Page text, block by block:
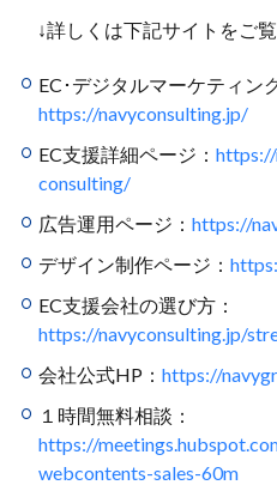
↓詳しくは下記サイトをご
EC･デジタルマーケティン
https://navyconsulting.jp/
EC支援詳細ページ：
consulting/
広告運用ページ： https://
デザイン制作ページ：
EC支援会社の選び方：
https://navyconsulting.jp/
会社公式HP： https://
１時間無料相談：
https://
webcontents-sales-60m